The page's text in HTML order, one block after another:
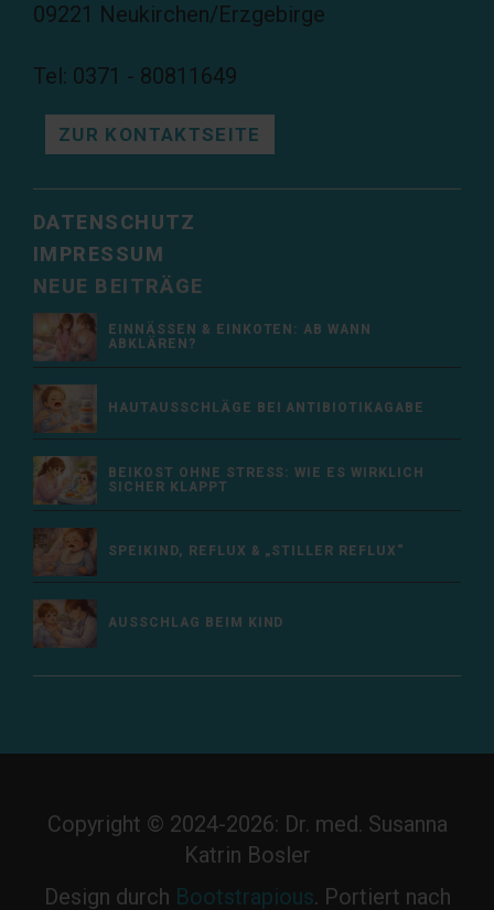
09221 Neukirchen/Erzgebirge
Tel: 0371 - 80811649
ZUR KONTAKTSEITE
DATENSCHUTZ
IMPRESSUM
NEUE BEITRÄGE
EINNÄSSEN & EINKOTEN: AB WANN
ABKLÄREN?
HAUTAUSSCHLÄGE BEI ANTIBIOTIKAGABE
BEIKOST OHNE STRESS: WIE ES WIRKLICH
SICHER KLAPPT
SPEIKIND, REFLUX & „STILLER REFLUX“
AUSSCHLAG BEIM KIND
Copyright © 2024-2026: Dr. med. Susanna
Katrin Bosler
Design durch Bootstrapious. Portiert nach